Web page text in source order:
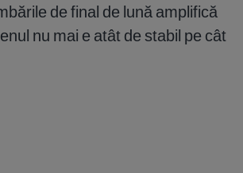
de final de lună amplifică
nu mai e atât de stabil pe cât